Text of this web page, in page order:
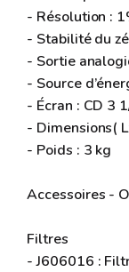
- Résolution :
- Stabilité du
- Sortie
- Source
- Écran : CD 3
- Dimensions(
- Poids : 3 kg
Accessoires -
Filtres
- J606016 :